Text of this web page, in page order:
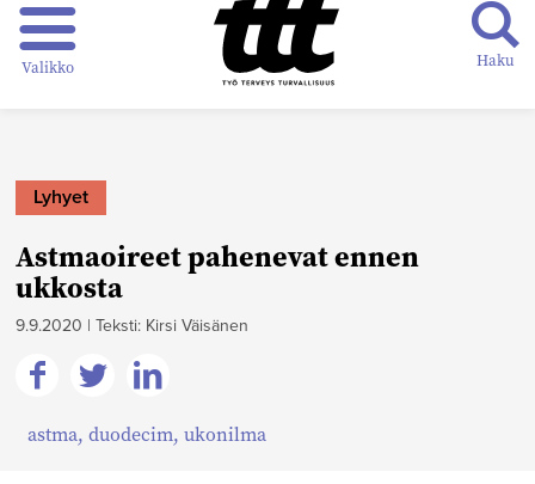
Valikko Haku
Lyhyet
Astmaoireet pahenevat ennen
ukkosta
9.9.2020 | Teksti: Kirsi Väisänen
Jaa
Facebookissa
Jaa
Twitterissä
Jaa
Linkedinissä
astma, duodecim, ukonilma